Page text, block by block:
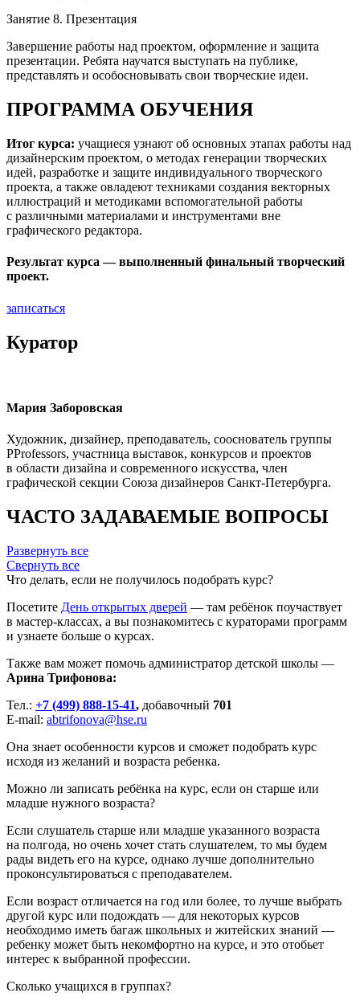
Занятие 8. Презентация
Завершение работы над проектом, оформление и защита
презентации. Ребята научатся выступать на публике,
представлять и особосновывать свои творческие идеи.
ПРОГРАММА ОБУЧЕНИЯ
Итог курса: учащиеся узнают об основных этапах работы над
дизайнерским проектом, о методах генерации творческих
идей, разработке и защите индивидуального творческого
проекта, а также овладеют техниками создания векторных
иллюстраций и методиками вспомогательной работы
с различными материалами и инструментами вне
графического редактора.
Результат курса — выполненный финальный творческий
проект.
записаться
Куратор
Мария Заборовская
Художник, дизайнер, преподаватель, сооснователь группы
PProfessors, участница выставок, конкурсов и проектов
в области дизайна и современного искусства, член
графической секции Союза дизайнеров Санкт-Петербурга.
ЧАСТО ЗАДАВАЕМЫЕ ВОПРОСЫ
Развернуть все
Свернуть все
Что делать, если не получилось подобрать курс?​​​​​​​
Посетите День открытых дверей — там ребёнок поучаствует
в мастер-классах, а вы познакомитесь с кураторами программ
и узнаете больше о курсах.
Также вам может помочь администратор детской школы —
Арина Трифонова:
Тел.: +7 (499) 888-15-41, добавочный 701
E-mail: abtrifonova@hse.ru
Она знает особенности курсов и сможет подобрать курс
исходя из желаний и возраста ребенка.
Можно ли записать ребёнка на курс, если он старше или
младше нужного возраста?​​​​​​​
Если слушатель старше или младше указанного возраста
на полгода, но очень хочет стать слушателем, то мы будем
рады видеть его на курсе, однако лучше дополнительно
проконсультироваться с преподавателем.
Если возраст отличается на год или более, то лучше выбрать
другой курс или подождать — для некоторых курсов
необходимо иметь багаж школьных и житейских знаний —
ребенку может быть некомфортно на курсе, и это отобьет
интерес к выбранной профессии.
Сколько учащихся в группах?